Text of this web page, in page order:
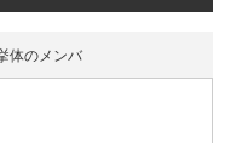
体のメンバ